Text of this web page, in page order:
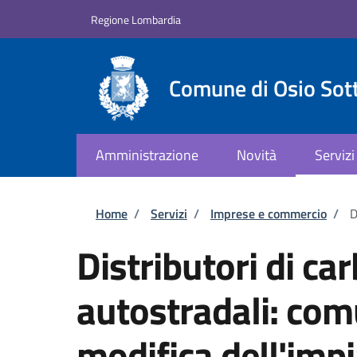
Regione Lombardia
Comune di Osio
Amministrazione Novità Servizi
Briciole di pane
Home / Servizi / Imprese e commercio /
Distributori di
autostradali: